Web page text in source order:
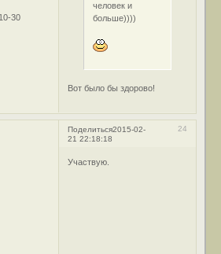
30
человек и
больше))))
Вот было бы здорово!
Поделиться 24
2015-02-
21 22:18:18
Участвую.